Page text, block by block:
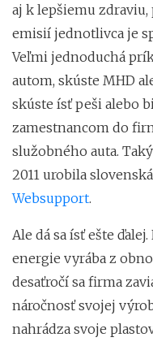
aj k lepšiemu
emisií jednotlivca je
Veľmi jednoduchá
autom, skúste MHD
skúste ísť peši alebo
zamestnancom do
služobného auta.
2011 urobila
Websupport.
Ale dá sa ísť ešte
energie vyrába z
desaťročí sa firma
náročnosť svojej
nahrádza svoje